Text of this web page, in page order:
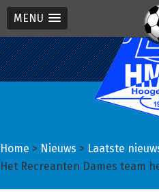
MENU
Spring
naar
de
Door
naar
de
Spring
naar
de
Home > Nieuws > Laatste
Het Recreanten Dames team